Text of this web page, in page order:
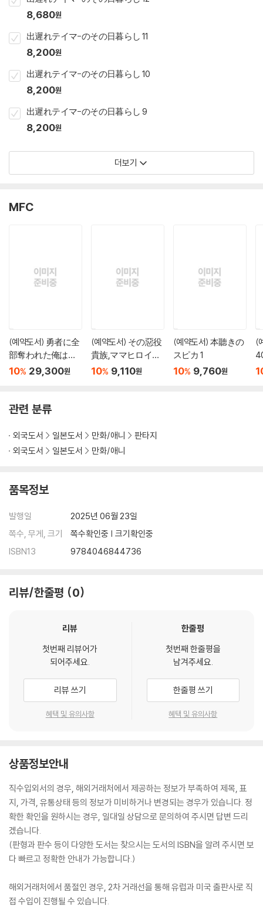
8,680원
出遲れテイマ-のその日暮らし 11
8,200원
出遲れテイマ-のその日暮らし 10
8,200원
出遲れテイマ-のその日暮らし 9
8,200원
더보기
MFC
(예약도서) 勇者に全
部奪われた俺は勇
者の母親とパ-ティ
き特裝版
10% 29,300원
(예약도서) その惡役
貴族,ママヒロイン
10% 9,110원
(예약도서) 本聽きの
スピカ 1
10% 9,760원
(
관련 분류
외국도서 일본도서 만화/애니
판타지
외국도서
일본도서 만화/애니
품목정보
발행일
2025년 06월 23일
쪽수, 무게, 크기
쪽수확인중 | 크기확인중
ISBN13
9784046844736
리뷰/한줄평 0
리뷰
첫번째 리뷰어가
되어주세요.
리뷰 쓰기
혜택 및 유의사항
한줄평
첫번째 한줄평을
남겨주세요.
한줄평 쓰기
혜택 및 유의사항
상품정보안내
직수입외서의 경우, 해외거래처에서 제공하는 정보가 부족하여 제목, 표
지, 가격, 유통상태 등의 정보가 미비하거나 변경되는 경우가 있습니다. 정
확한 확인을 원하시는 경우, 일대일 상담으로 문의하여 주시면 답변 드리
겠습니다.
(판형과 판수 등이 다양한 도서는 찾으시는 도서의 ISBN을 알려 주시면 보
다 빠르고 정확한 안내가 가능합니다.)
해외거래처에서 품절인 경우, 2차 거래선을 통해 유럽과 미국 출판사로 직
접 수입이 진행될 수 있습니다.